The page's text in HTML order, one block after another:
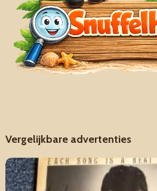
Vergelijkbare advertenties